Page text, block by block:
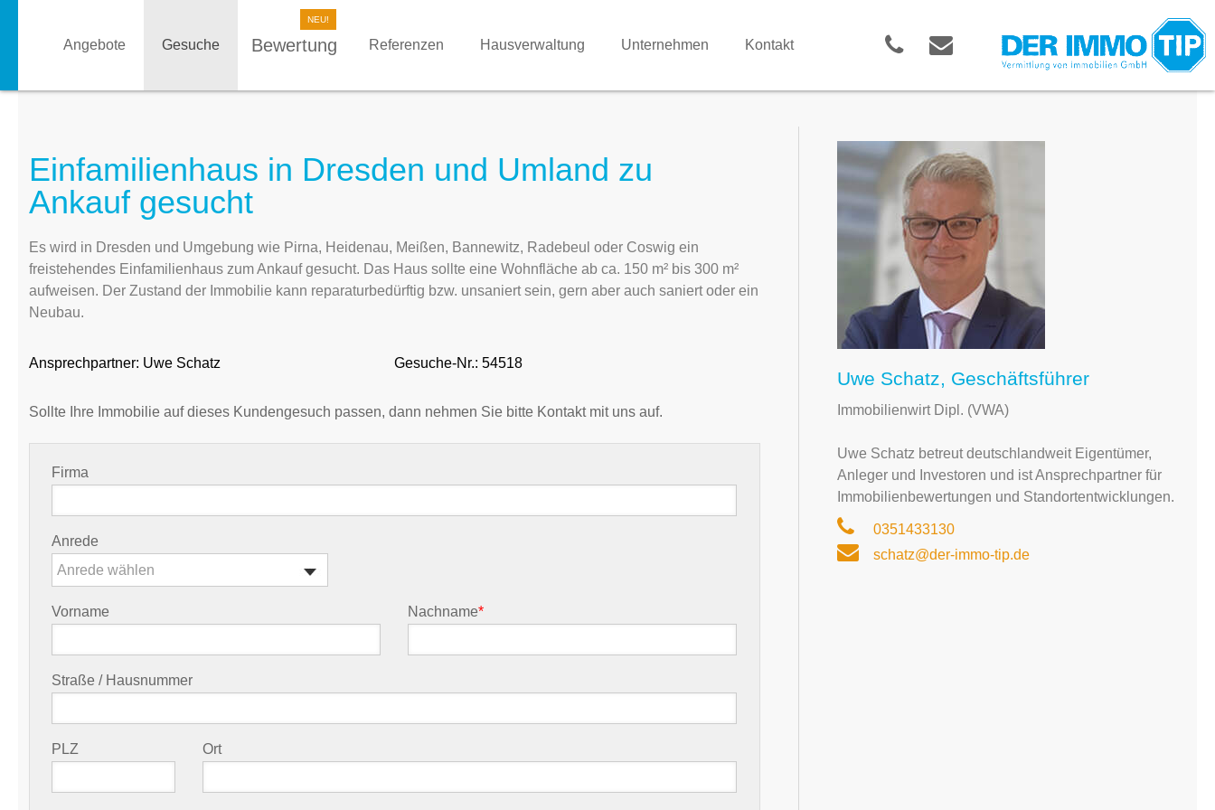
Angebote Gesuche Bewertung Referenzen Hausverwaltung Unternehmen Kontakt
Einfamilienhaus in Dresden und Umland zu
Ankauf gesucht
Es wird in Dresden und Umgebung wie Pirna, Heidenau, Meißen, Bannewitz, Radebeul oder Coswig ein
freistehendes Einfamilienhaus zum Ankauf gesucht. Das Haus sollte eine Wohnfläche ab ca. 150 m² bis 300 m²
aufweisen. Der Zustand der Immobilie kann reparaturbedürftig bzw. unsaniert sein, gern aber auch saniert oder ein
Neubau.
Ansprechpartner: Uwe Schatz Gesuche-Nr.: 54518
Sollte Ihre Immobilie auf dieses Kundengesuch passen, dann nehmen Sie bitte Kontakt mit uns auf.
Firma
Anrede
Anrede wählen
Vorname Nachname*
Straße / Hausnummer
PLZ Ort
Uwe Schatz, Geschäftsführer
Immobilienwirt Dipl. (VWA)
Uwe Schatz betreut deutschlandweit Eigentümer,
Anleger und Investoren und ist Ansprechpartner für
Immobilienbewertungen und Standortentwicklungen.
0351433130
schatz@der-immo-tip.de